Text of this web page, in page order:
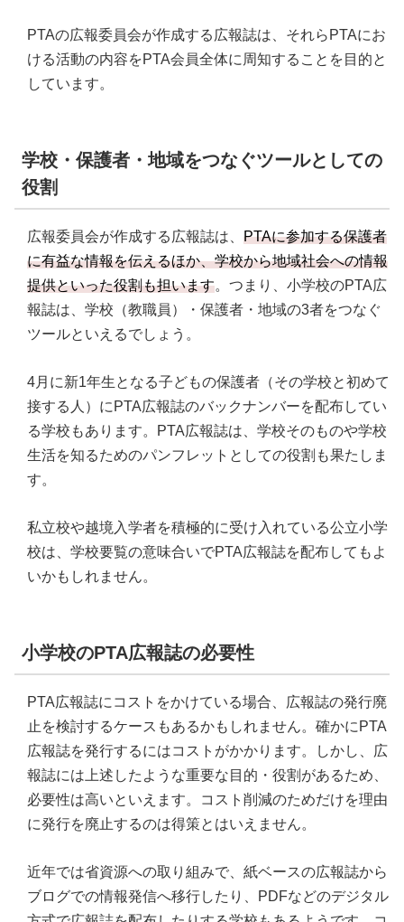
PTAの広報委員会が作成する広報誌は、それらPTAにお
ける活動の内容をPTA会員全体に周知することを目的と
しています。
学校・保護者・地域をつなぐツールとしての
役割
広報委員会が作成する広報誌は、 PTAに参加する保護者
に有益な情報を伝えるほか、学校から地域社会への情報
提供といった役割も担います。つまり、小学校のPTA広
報誌は、学校（教職員）・保護者・地域の3者をつなぐ
ツールといえるでしょう。
4月に新1年生となる子どもの保護者（その学校と初めて
接する人）にPTA広報誌のバックナンバーを配布してい
る学校もあります。PTA広報誌は、学校そのものや学校
生活を知るためのパンフレットとしての役割も果たしま
す。
私立校や越境入学者を積極的に受け入れている公立小学
校は、学校要覧の意味合いでPTA広報誌を配布してもよ
いかもしれません。
小学校のPTA広報誌の必要性
PTA広報誌にコストをかけている場合、広報誌の発行廃
止を検討するケースもあるかもしれません。確かにPTA
広報誌を発行するにはコストがかかります。しかし、広
報誌には上述したような重要な目的・役割があるため、
必要性は高いといえます。コスト削減のためだけを理由
に発行を廃止するのは得策とはいえません。
近年では省資源への取り組みで、紙ベースの広報誌から
ブログでの情報発信へ移行したり、PDFなどのデジタル